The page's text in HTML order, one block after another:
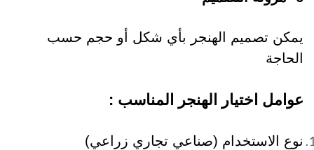
يمكن تصميم الهنجر بأي شكل أو حجم حسب
الحاجة
عوامل اختيار الهنجر المناسب :
نوع الاستخدام (صناعي تجاري زراعي)